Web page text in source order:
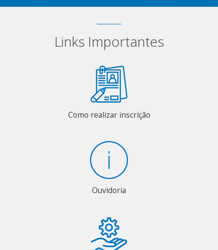
Links Importantes
Como realizar inscrição
Ouvidoria